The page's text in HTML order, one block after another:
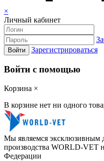
×
Личный кабинет
Войти Зарегистрироваться
Войти с помощью
Корзина ×
В корзине нет ни одного
Мы являемся эксклюзивным
производства WORLD-VET
Федерации